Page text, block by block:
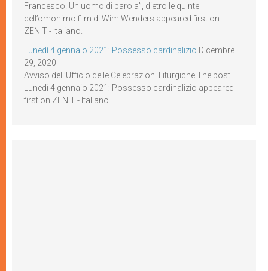
Francesco. Un uomo di parola”, dietro le quinte
dell’omonimo film di Wim Wenders appeared first on
ZENIT - Italiano.
Lunedì 4 gennaio 2021: Possesso cardinalizio Dicembre
29, 2020
Avviso dell’Ufficio delle Celebrazioni Liturgiche The post
Lunedì 4 gennaio 2021: Possesso cardinalizio appeared
first on ZENIT - Italiano.